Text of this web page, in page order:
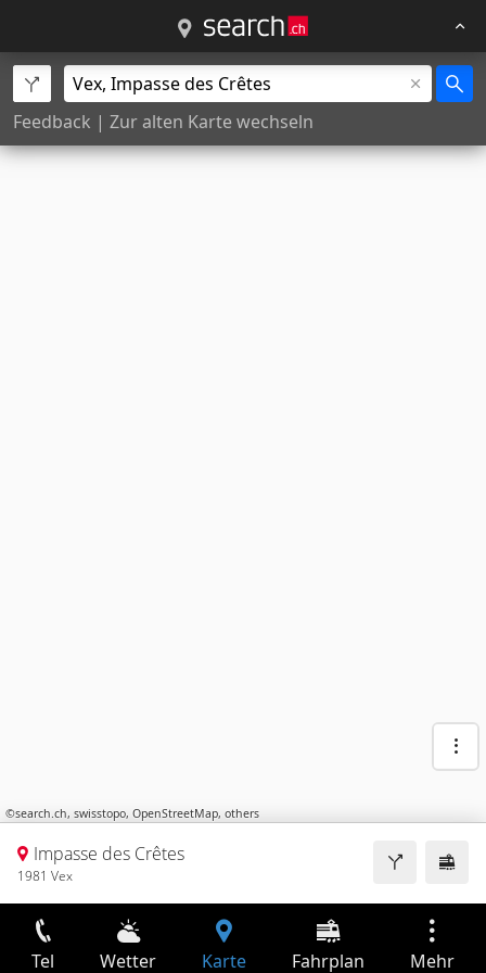
Feedback | Zur alten Karte wechseln
©search.ch, swisstopo, OpenStreetMap, others
Impasse des Crêtes
1981 Vex
Tel Wetter Karte Fahrplan Mehr